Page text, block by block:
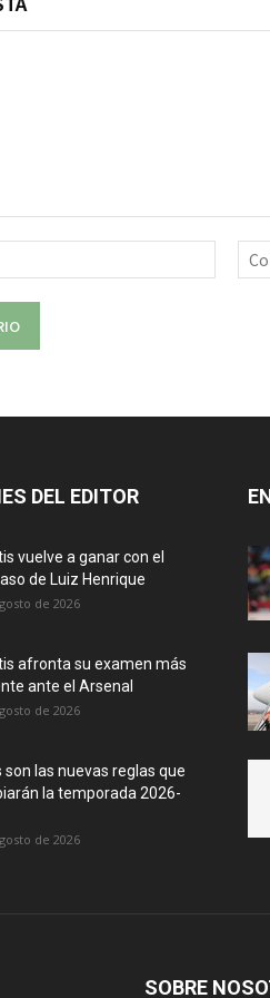
DEL EDITOR
vuelve a ganar con el
de Luiz Henrique
de 2026
afronta su examen más
ante el Arsenal
de 2026
son las nuevas reglas que
la temporada 2026-
de 2026
SOBRE